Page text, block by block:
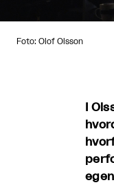
Foto: Olof Olsson
I